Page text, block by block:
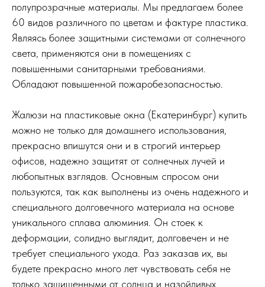
полупрозрачные материалы. Мы предлагаем более
60 видов различного по цветам и фактуре пластика.
Являясь более защитными системами от солнечного
света, применяются они в помещениях с
повышенными санитарными требованиями.
Обладают повышенной пожаробезопасностью.
Жалюзи на пластиковые окна (Екатеринбург) купить
можно не только для домашнего использования,
прекрасно впишутся они и в строгий интерьер
офисов, надежно защитят от солнечных лучей и
любопытных взглядов. Основным спросом они
пользуются, так как выполнены из очень надежного и
специального долговечного материала на основе
уникального сплава алюминия. Он стоек к
деформации, солидно выглядит, долговечен и не
требует специального ухода. Раз заказав их, вы
будете прекрасно много лет чувствовать себя не
только защищенными от солнца и назойливых